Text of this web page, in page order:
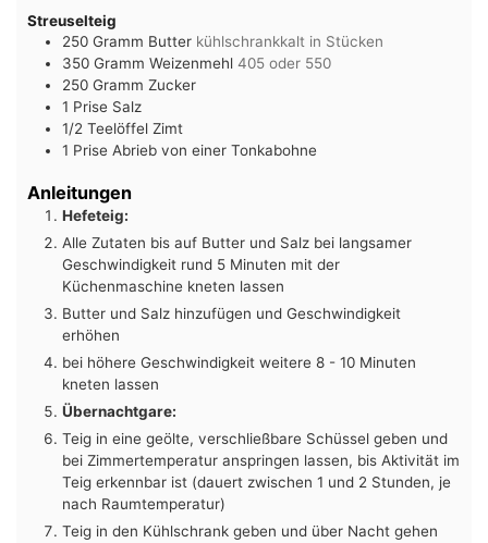
Streuselteig
250 Gramm Butter kühlschrankkalt in Stücken
350 Gramm Weizenmehl 405 oder 550
250 Gramm Zucker
1 Prise Salz
1/2 Teelöffel Zimt
1 Prise Abrieb von einer Tonkabohne
Anleitungen
Hefeteig:
Alle Zutaten bis auf Butter und Salz bei langsamer
Geschwindigkeit rund 5 Minuten mit der
Küchenmaschine kneten lassen
Butter und Salz hinzufügen und Geschwindigkeit
erhöhen
bei höhere Geschwindigkeit weitere 8 - 10 Minuten
kneten lassen
Übernachtgare:
Teig in eine geölte, verschließbare Schüssel geben und
bei Zimmertemperatur anspringen lassen, bis Aktivität im
Teig erkennbar ist (dauert zwischen 1 und 2 Stunden, je
nach Raumtemperatur)
Teig in den Kühlschrank geben und über Nacht gehen